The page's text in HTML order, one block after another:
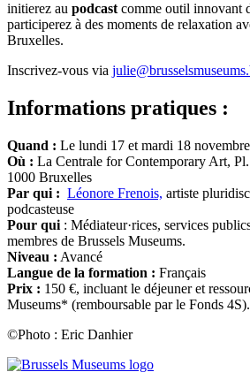
initierez au podcast comme outil innovant
participerez à des moments de relaxation
Bruxelles.
Inscrivez-vous via
Informations pratiques :
Quand : Le lundi 17 et mardi 18
Où : La Centrale for Contemporary Art,
1000 Bruxelles
Par qui : Léonore Frenois, artiste
podcasteuse
Pour qui : Médiateur·rices, services
membres de Brussels Museums.
Niveau : Avancé
Langue de la formation : Français
Prix : 150 €, incluant le déjeuner et
Museums* (remboursable par le Fonds 4S).
©Photo : Eric Danhier
(opens